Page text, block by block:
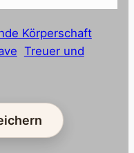
Körperschaft
Treuer und